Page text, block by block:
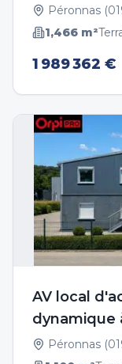
Péronnas (
1,466 m²
1 989 362 €
AV local
dynamique
Péronnas (